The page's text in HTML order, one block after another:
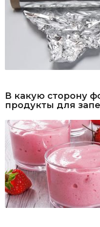
В какую сторону
продукты для